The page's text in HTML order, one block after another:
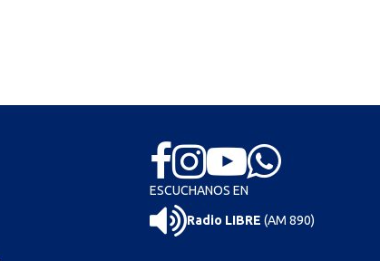
ESCUCHANOS EN
Radio LIBRE (AM 890)